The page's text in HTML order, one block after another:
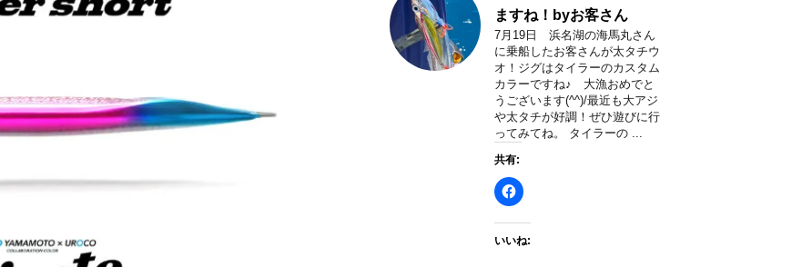
ますね！byお客さん
7月19日 浜名湖の海馬丸さん
に乗船したお客さんが太タチウ
オ！ジグはタイラーのカスタム
カラーですね♪ 大漁おめでと
うございます(^^)/最近も大アジ
や太タチが好調！ぜひ遊びに行
ってみてね。 タイラーの ...
共有:
いいね: